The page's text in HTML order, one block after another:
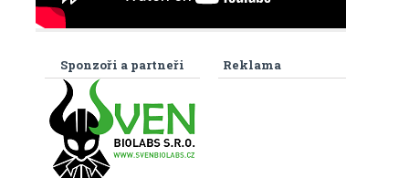
Reklama
Sponzoři a partneři